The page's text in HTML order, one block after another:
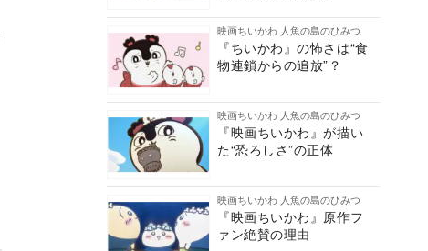
映画ちいかわ 人魚の島のひみつ
『ちいかわ』の怖さは“食
物連鎖からの追放”？
映画ちいかわ 人魚の島のひみつ
『映画ちいかわ』が描い
た“恐ろしさ”の正体
映画ちいかわ 人魚の島のひみつ
『映画ちいかわ』原作フ
ァン絶賛の理由